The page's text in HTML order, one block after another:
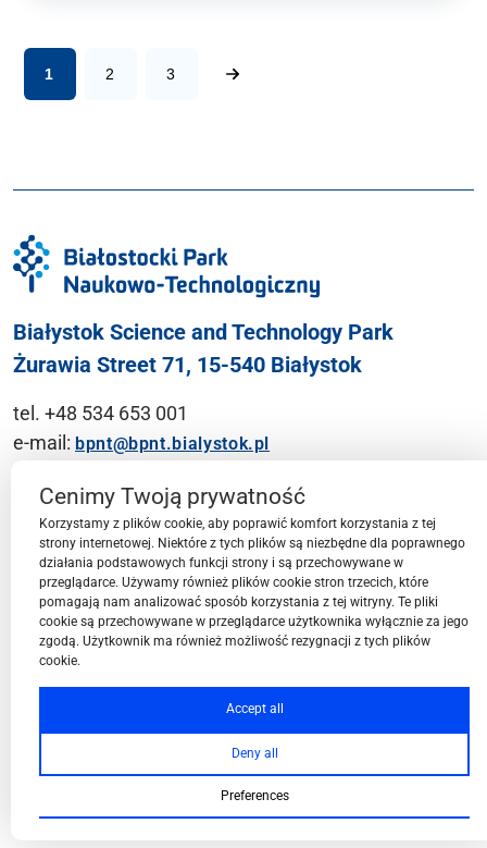
1 2 3
Białystok Science and Technology Park
Żurawia Street 71, 15-540 Białystok
tel. +48 534 653 001
e-mail: bpnt@bpnt.bialystok.pl
Contact
BPN-T Area
BPN-T Offer
Cenimy Twoją prywatność
Korzystamy z plików cookie, aby poprawić komfort korzystania z tej
strony internetowej. Niektóre z tych plików są niezbędne dla poprawnego
działania podstawowych funkcji strony i są przechowywane w
przeglądarce. Używamy również plików cookie stron trzecich, które
pomagają nam analizować sposób korzystania z tej witryny. Te pliki
cookie są przechowywane w przeglądarce użytkownika wyłącznie za jego
zgodą. Użytkownik ma również możliwość rezygnacji z tych plików
cookie.
Accept all
Deny all
Preferences